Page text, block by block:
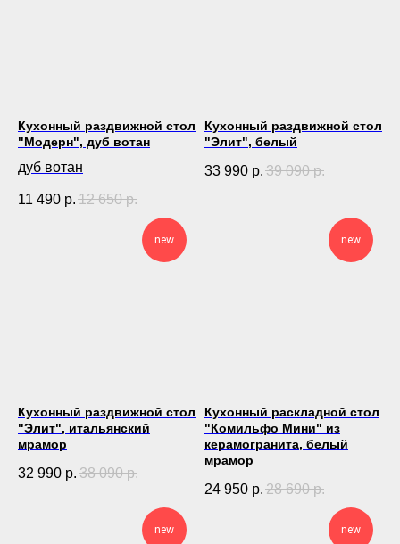
Кухонный раздвижной стол
"Модерн", дуб вотан
дуб вотан
11 490 р. 12 650 р.
Кухонный раздвижной стол
"Элит", белый
33 990 р. 39 090 р.
new
Кухонный раздвижной стол
"Элит", итальянский
мрамор
32 990 р. 38 090 р.
new
Кухонный раскладной стол
"Комильфо Мини" из
керамогранита, белый
мрамор
24 950 р. 28 690 р.
new new